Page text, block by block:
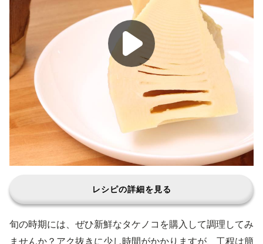
レシピの詳細を見る
旬の時期には、ぜひ新鮮なタケノコを購入して調理してみ
ませんか？アク抜きに少し時間がかかりますが、工程は簡